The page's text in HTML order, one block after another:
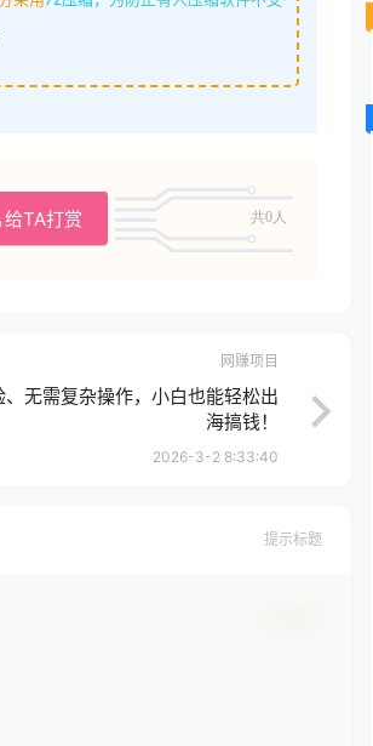
给TA打赏 共0人
网赚项目
无需复杂操作，小白也能轻松出
海搞钱！
2026-3-2 8:33:40
提示标题